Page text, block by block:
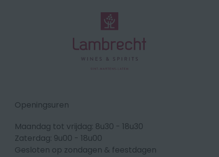
Openingsuren
Maandag tot vrijdag: 8u30 - 18u30
Zaterdag: 9u00 - 18u00
Gesloten op zondagen & feestdagen